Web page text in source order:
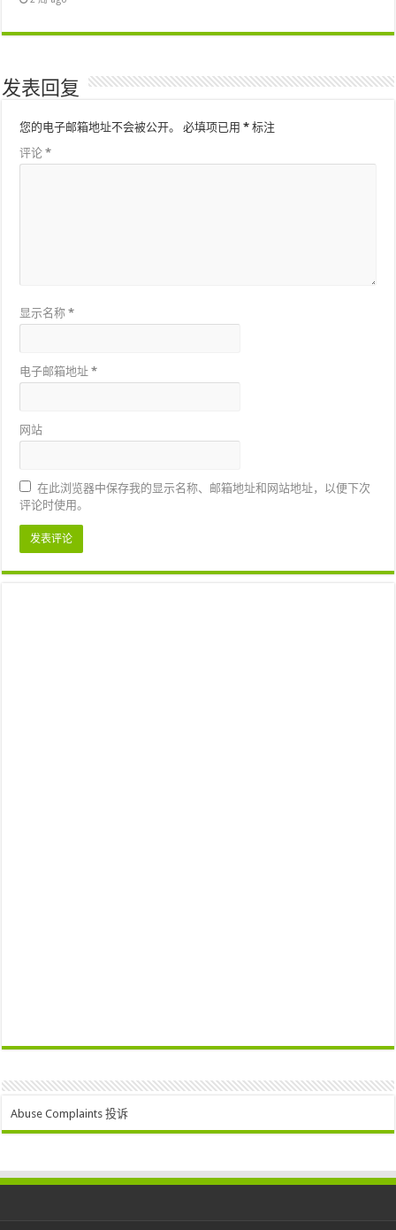
发表回复
您的电子邮箱地址不会被公开。 必填项已用* 标注
评论*
显示名称*
电子邮箱地址*
网站
在此浏览器中保存我的显示名称、邮箱地址和网站地址，以便下次
评论时使用。
Abuse Complaints 投诉